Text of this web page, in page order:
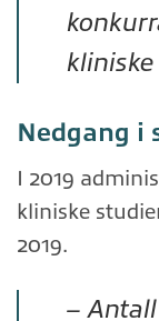
Nedgang i
I 2019
kliniske
2019.
–